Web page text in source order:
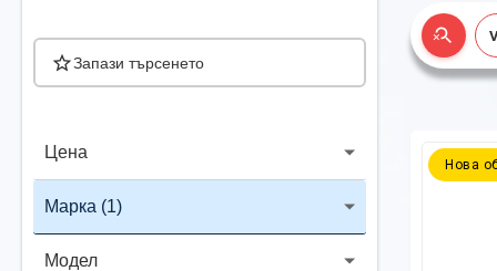
Запази търсенето
Цена
Марка (1)
Модел
Нова